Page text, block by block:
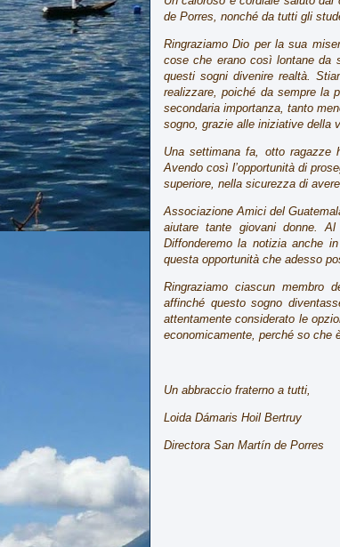
de Porres, nonché da tutti gli
Ringraziamo Dio per la sua
cose che erano così lontane da
questi sogni divenire realtà.
realizzare, poiché da sempre la
secondaria importanza, tanto
sogno, grazie alle iniziative della
Una settimana fa, otto ragazze
Avendo così l’opportunità di
superiore, nella sicurezza di
Associazione Amici del
aiutare tante giovani donne.
Diffonderemo la notizia anche
questa opportunità che adesso
Ringraziamo ciascun membro
affinché questo sogno
attentamente considerato le
economicamente, perché so che
Un abbraccio fraterno a tutti,
Loida Dámaris Hoil Bertruy
Directora San Martín de Porres